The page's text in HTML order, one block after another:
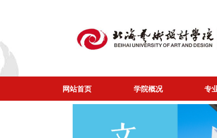
网站首页 学院概况 专